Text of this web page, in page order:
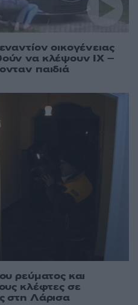
οικογένειας
να κλέψουν ΙΧ –
παιδιά
ρεύματος και
κλέφτες σε
στη Λάρισα